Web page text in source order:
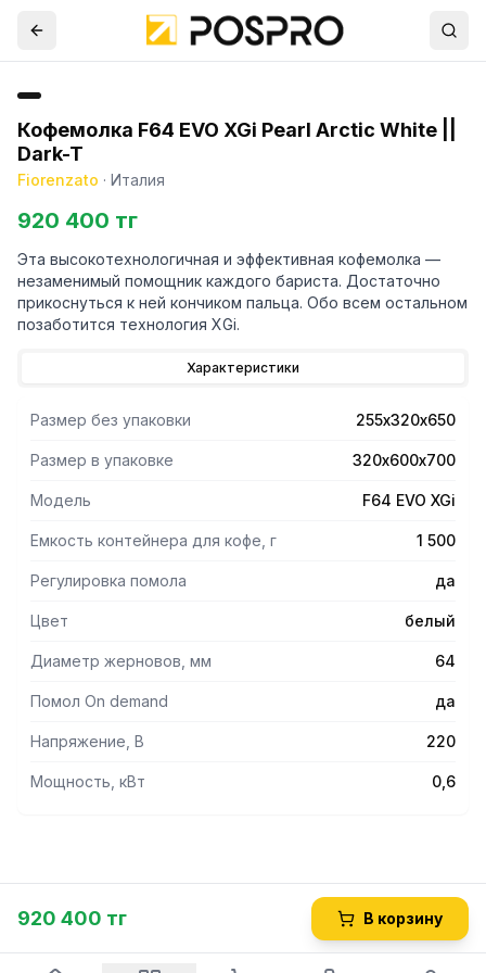
Кофемолка F64 EVO XGi Pearl Arctic White ||
Dark-T
Fiorenzato · Италия
920 400 тг
Эта высокотехнологичная и эффективная кофемолка —
незаменимый помощник каждого бариста. Достаточно
прикоснуться к ней кончиком пальца. Обо всем остальном
позаботится технология XGi.
Характеристики
Размер без упаковки 255х320х650
Размер в упаковке 320х600х700
Модель F64 EVO XGi
Емкость контейнера для кофе, г 1 500
Регулировка помола да
Цвет белый
Диаметр жерновов, мм 64
Помол On demand да
Напряжение, В 220
Мощность, кВт 0,6
920 400 тг В корзину